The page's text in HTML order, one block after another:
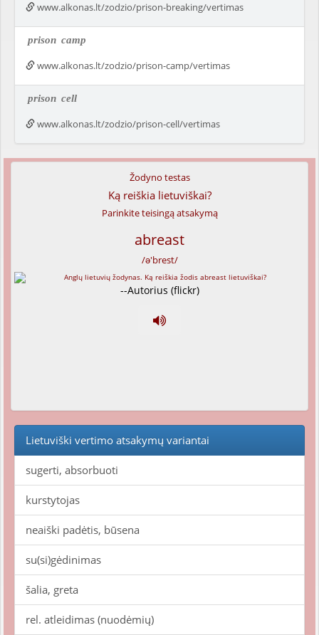
www.alkonas.lt/zodzio/prison-breaking/vertimas
prison camp
www.alkonas.lt/zodzio/prison-camp/vertimas
prison cell
www.alkonas.lt/zodzio/prison-cell/vertimas
Žodyno testas
Ką reiškia lietuviškai?
Parinkite teisingą atsakymą
abreast
/ə'brest/
--Autorius (flickr)
Lietuviški vertimo atsakymų variantai
sugerti, absorbuoti
kurstytojas
neaiški padėtis, būsena
su(si)gėdinimas
šalia, greta
rel. atleidimas (nuodėmių)